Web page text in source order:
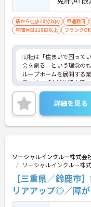
現場の負担を軽減してい
確保しているため、安心
す。
不問です
者福祉に
駅から徒歩10分以内 車通勤可
年間休日110日以上
ブランクOK
同社は「住まいで困って
会を創る」という理念の
ループホームを展開する
業です。「広域生活支援
数施設を横断的に担当し
フのサポートを行うハイ
最新設備とバリアフリー
体的負担が少なく、広域
とで高い給与水準を実現
効率化など、ワークライ
年70歳まで長期的に活躍
います。複数施設を経験
メント視点は、将来的な
ャリアアップにも直結し
性を発揮したいプロフェ
す。
詳細を見る
ソーシャルインクルー株式会
ソーシャルインクルー株
【三重県／鈴鹿市
リアアップ◎／障